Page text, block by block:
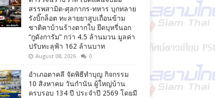
สรรพสามิต-ศุลกากร-ทหาร บุกทลาย
รังบิ๊กล็อต ทะลายยาสูบเถื่อนข้าม
ชาติคาบ้านร้างตากใบ ยึดบุหรี่นอก
“กูดังการัม” กว่า 4.5 ล้านมวน มูลค่า
ปรับทะลุฟ้า 162 ล้านบาท
August 08, 2026 0
อำเภอตาคลี จัดพิธีทำบุญ กิจกรรม
10 สิงหาคม วันกำนัน ผู้ใหญ่บ้าน
ครบรอบ 134 ปี ประจำปี 2569 โดยมี